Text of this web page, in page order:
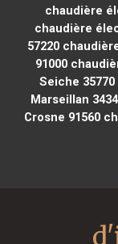
chaudière
chaudière
57220
91000
Seiche 35770
Marseillan
Crosne 91560